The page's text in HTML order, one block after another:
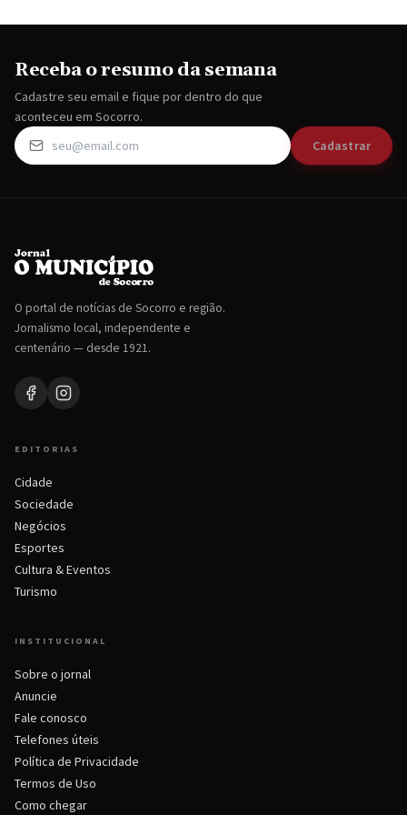
Receba o resumo da semana
Cadastre seu email e fique por dentro do que
aconteceu em Socorro.
Cadastrar
O portal de notícias de Socorro e região.
Jornalismo local, independente e
centenário — desde 1921.
EDITORIAS
Cidade
Sociedade
Negócios
Esportes
Cultura & Eventos
Turismo
INSTITUCIONAL
Sobre o jornal
Anuncie
Fale conosco
Telefones úteis
Política de Privacidade
Termos de Uso
Como chegar